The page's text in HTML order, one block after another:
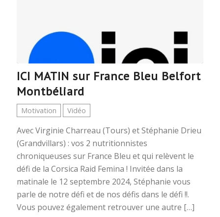
ICI MATIN sur France Bleu Belfort
Montbéliard
Motivation Vidéo
Avec Virginie Charreau (Tours) et Stéphanie Drieu
(Grandvillars) : vos 2 nutritionnistes
chroniqueuses sur France Bleu et qui relèvent le
défi de la Corsica Raid Femina ! Invitée dans la
matinale le 12 septembre 2024, Stéphanie vous
parle de notre défi et de nos défis dans le défi !!.
Vous pouvez également retrouver une autre […]